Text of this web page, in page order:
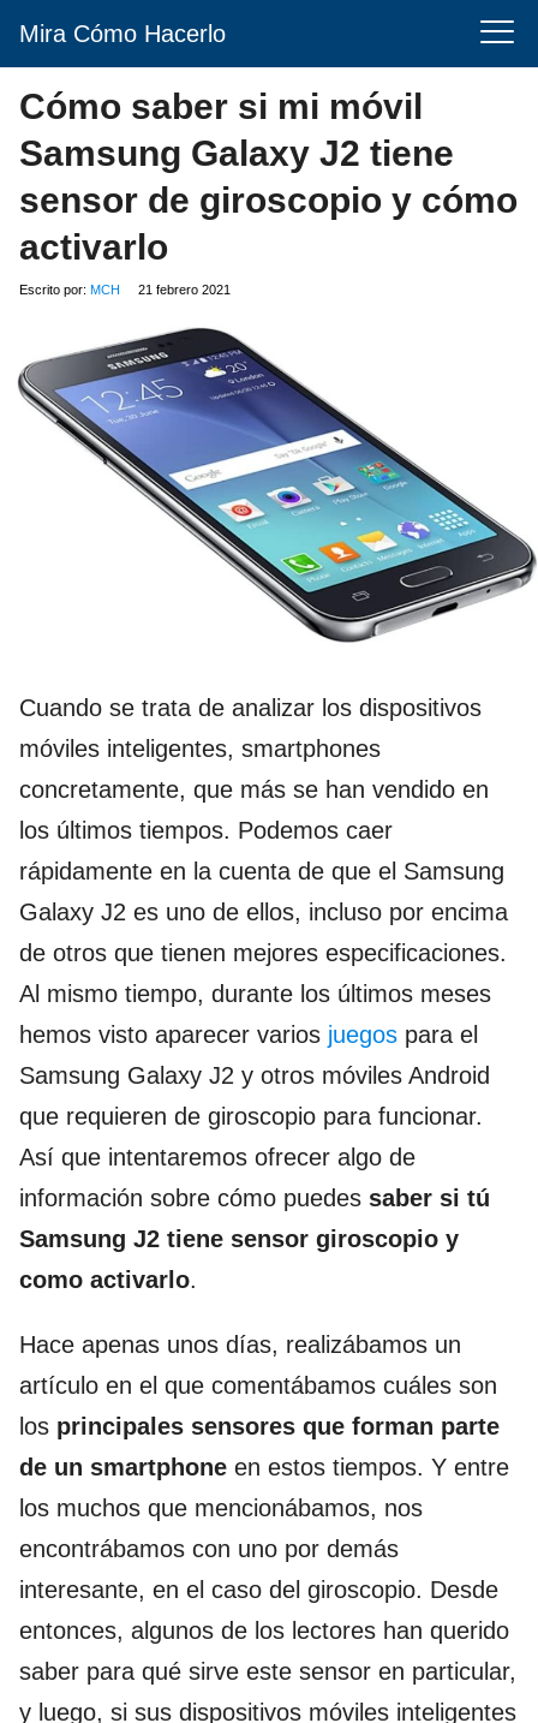
Mira Cómo Hacerlo
Cómo saber si mi móvil
Samsung Galaxy J2 tiene
sensor de giroscopio y cómo
activarlo
Escrito por: MCH 21 febrero 2021
Cuando se trata de analizar los dispositivos
móviles inteligentes, smartphones
concretamente, que más se han vendido en
los últimos tiempos. Podemos caer
rápidamente en la cuenta de que el Samsung
Galaxy J2 es uno de ellos, incluso por encima
de otros que tienen mejores especificaciones.
Al mismo tiempo, durante los últimos meses
hemos visto aparecer varios juegos para el
Samsung Galaxy J2 y otros móviles Android
que requieren de giroscopio para funcionar.
Así que intentaremos ofrecer algo de
información sobre cómo puedes saber si tú
Samsung J2 tiene sensor giroscopio y
como activarlo.
Hace apenas unos días, realizábamos un
artículo en el que comentábamos cuáles son
los principales sensores que forman parte
de un smartphone en estos tiempos. Y entre
los muchos que mencionábamos, nos
encontrábamos con uno por demás
interesante, en el caso del giroscopio. Desde
entonces, algunos de los lectores han querido
saber para qué sirve este sensor en particular,
y luego, si sus dispositivos móviles inteligentes